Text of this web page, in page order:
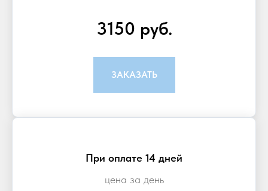
3150 руб.
ЗАКАЗАТЬ
При оплате 14 дней
цена за день